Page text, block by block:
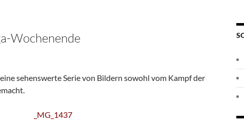
Wochenende
sehenswerte Serie von Bildern sowohl vom Kampf der